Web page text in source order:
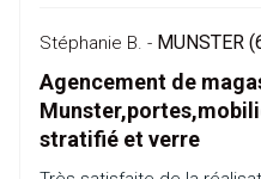
Stéphanie B. - MUNSTER
Agencement de
stratifié et verre